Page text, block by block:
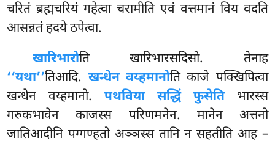
चरितं ब्रह्मचरियं गहेत्वा चरामीति एवं वत्तमानं विय वदति
आसन्नतं हदये ठपेत्वा.
खारिभारोति खारिभारसदिसो. तेनाह
‘‘यथा’’तिआदि. खन्धेन वय्हमानोति काजे पक्खिपित्वा
खन्धेन वय्हमानो.पथविया सद्धिं फुसेतिभारस्स
गरुकभावेन काजस्स परिणमनेन. मानेन अत्तनो
जातिआदीनि पग्गण्हतो अञ्ञस्स तानि न सहतीति आह –